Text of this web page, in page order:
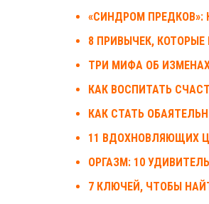
«СИНДРОМ
8 ПРИВЫЧЕК,
ТРИ МИФА ОБ
КАК ВОСПИТАТЬ
КАК СТАТЬ
11 ВДОХНОВЛЯЮЩИХ
ОРГАЗМ: 10
7 КЛЮЧЕЙ, ЧТОБЫ